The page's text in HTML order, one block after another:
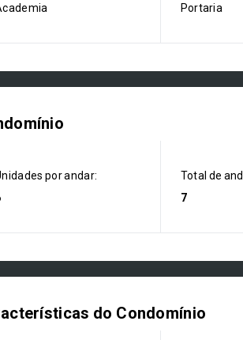
Portaria
por andar:
Total de
7
do Condomínio